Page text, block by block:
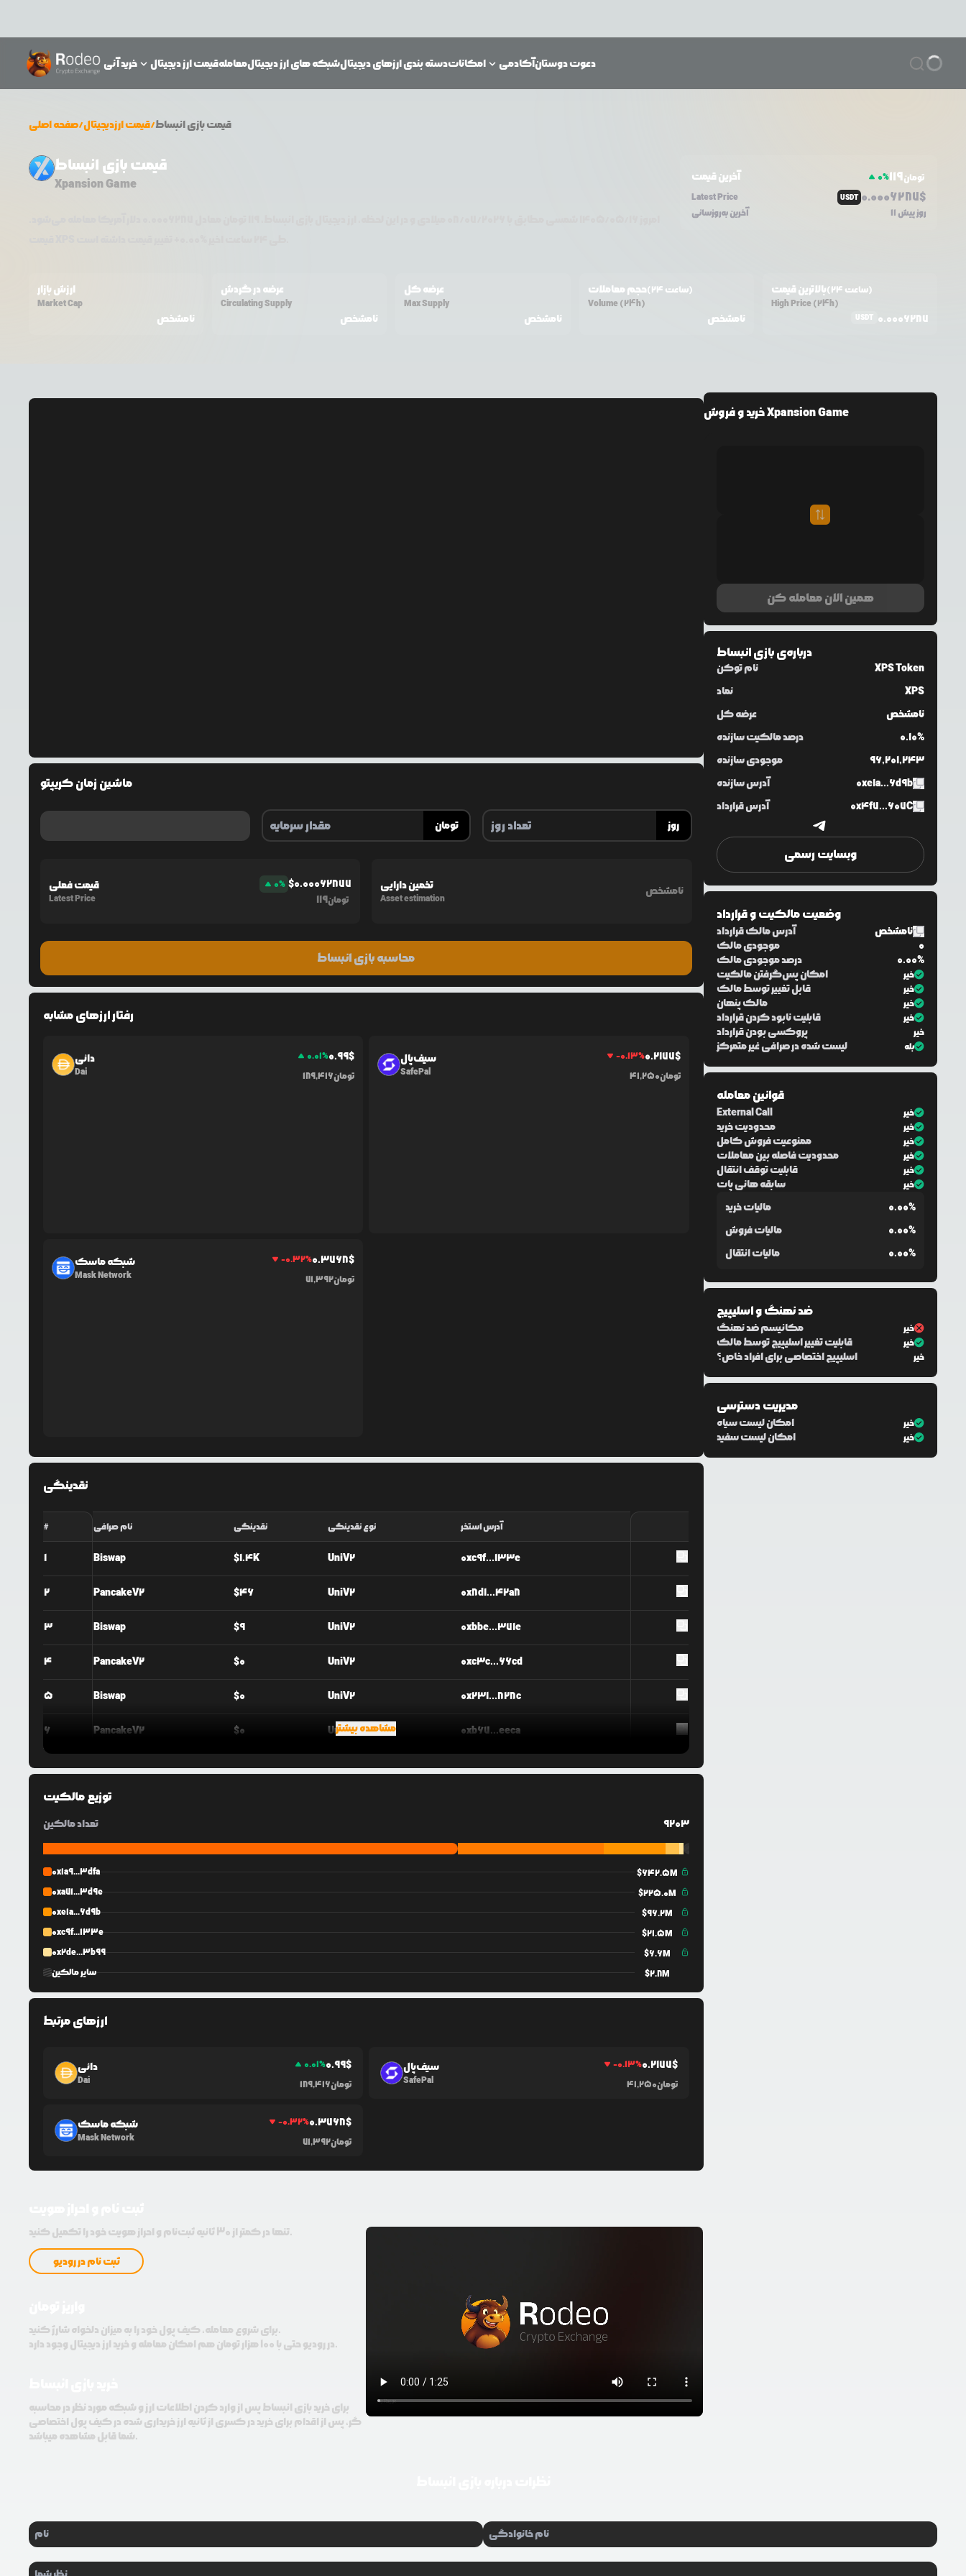
خرید آنی قیمت ارز دیجیتالمعاملهشبکه‌ های ارز دیجیتالدسته بندی ارزهای دیجیتالامکانات آکادمیدعوت دوستان
صفحه اصلی/قیمت ارزدیجیتال/ قیمتبازی انبساط
قیمت بازی انبساط
Xpansion Game آخرین قیمت 0%119تومان
Latest Price
USDT 0.0006287$
آخرین به‌روزسانی 11 روز پیش
ارزش بازار
Market Cap
نامشخص
عرضه در گردش
Circulating Supply
نامشخص
عرضه کل
Max Supply
نامشخص
حجم معاملات
(24 ساعت)
Volume (24h)
نامشخص
بالاترین قیمت
(24 ساعت)
High Price (24h)
USDT 0.0006287
ماشین زمان کریپتو
تومان روز
قیمت فعلی
Latest Price
0% $0.00062877
119تومان
تخمین دارایی
Asset estimation
نامشخص
محاسبه بازی انبساط
رفتار ارزهای مشابه
دائی
Dai
0.01%0.99$
189,416تومان
سیف‌پال
SafePal
-0.13%0.2177$
41,250تومان
شبکه ماسک
Mask Network
-0.32%0.3768$
71,392تومان
نقدینگی
مشاهده بیشتر
# نام صرافی نقدینگی نوع نقدینگی آدرس استخر
1 Biswap $1.4K UniV2 0xc9f...133e
2 PancakeV2 $46 UniV2 0x8d1...42a8
3 Biswap $9 UniV2 0xbbe...371e
4 PancakeV2 $0 UniV2 0xc3c...66cd
5 Biswap $0 UniV2 0x231...828c
6 PancakeV2 $0 UniV2 0xb67...eeca
7 Ape $0 UniV2 0x125...94b9
توزیع مالکیت
تعداد مالکین 9203
0x1a9...3dfa $642.5M
0xa71...3d9e
$225.0M
0xe1a...6d9b
$96.2M
0xc9f...133e
$21.5M
0x2de...3b99
$6.6M
سایر مالکین
$2.8M
ارزهای مرتبط
دائی
Dai
0.01%0.99$
189,416تومان
سیف‌پال
SafePal
-0.13%0.2177$
41,250تومان
شبکه ماسک
Mask Network
-0.32%0.3768$
71,392تومان
تنها در کمتر از 30 ثانیه ثبت‌نام و احراز هویت خود را تکمیل کنید.
ثبت نام در رودیو
برای شروع معامله، کیف پول خود را به میزان دلخواه شارژ کنید.
در رودیو حتی با 100 هزار تومان هم امکان معامله و خرید ارز دیجیتال وجود دارد.
برای خرید بازی انبساط پس از وارد کردن اطلاعات ارز و شبکه مورد نظر در محاسبه
گر، پس از اقدام برای خرید در کسری از ثانیه ارز خریداری شده در کیف پول اختصاصی
شما قابل مشاهده میباشد.
خرید و فروش Xpansion Game
همین الان معامله کن
درباره‌یبازی انبساط
نام توکن
XPS Token
نماد
XPS
عرضه کل
نامشخص
درصد مالکیت سازنده
0.10%
موجودی سازنده
96,201,243
آدرس سازنده
0xe1a...6d9b
آدرس قرارداد
0x4f7...607C
وبسایت رسمی
وضعیت مالکیت و قرارداد
آدرس مالک قرارداد
نامشخص
موجودی مالک
0
درصد موجودی مالک
0.00%
امکان پس‌گرفتن مالکیت
خیر
قابل تغییر توسط مالک خیر
مالک پنهان خیر
قابلیت نابود کردن قرارداد خیر
پروکسی بودن قرارداد خیر
لیست شده در صرافی غیر متمرکز بله
قوانین معامله
External Call خیر
محدودیت خرید خیر
ممنوعیت فروش کامل خیر
محدودیت فاصله بین معاملات خیر
قابلیت توقف انتقال خیر
سابقه هانی پات خیر
مالیات خرید
0.00%
مالیات فروش
0.00%
مالیات انتقال
0.00%
ضد نهنگ و اسلیپیج
مکانیسم ضد نهنگ خیر
قابلیت تغییر اسلیپیج توسط مالک خیر
اسلیپیج اختصاصی برای افراد خاص؟ خیر
مدیریت دسترسی
امکان لیست سیاه خیر
امکان لیست سفید خیر